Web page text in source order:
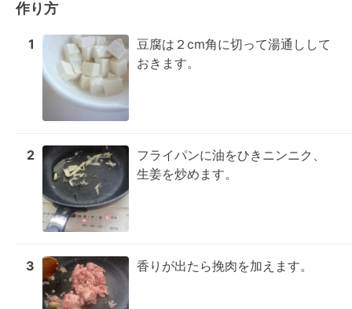
作り方
1
豆腐は２cm角に切って湯通しして
おきます。
2
フライパンに油をひきニンニク、
生姜を炒めます。
3 香りが出たら挽肉を加えます。